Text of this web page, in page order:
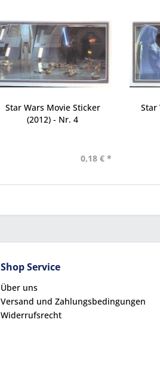
Star Wars Movie Sticker
(2012) - Nr. 4
0,18 € *
Star
Shop Service
Über uns
Versand und Zahlungsbedingungen
Widerrufsrecht